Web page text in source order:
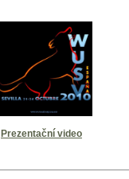
Prezentační video